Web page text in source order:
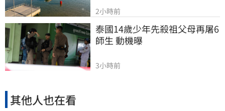
2小時前
泰國14歲少年先殺祖父母再屠6
師生 動機曝
3小時前
其他人也在看